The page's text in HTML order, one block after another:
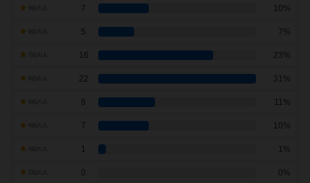
7 10%
5 7%
7点の人 16 23%
22 31%
8 11%
7 10%
1 1%
0 0%